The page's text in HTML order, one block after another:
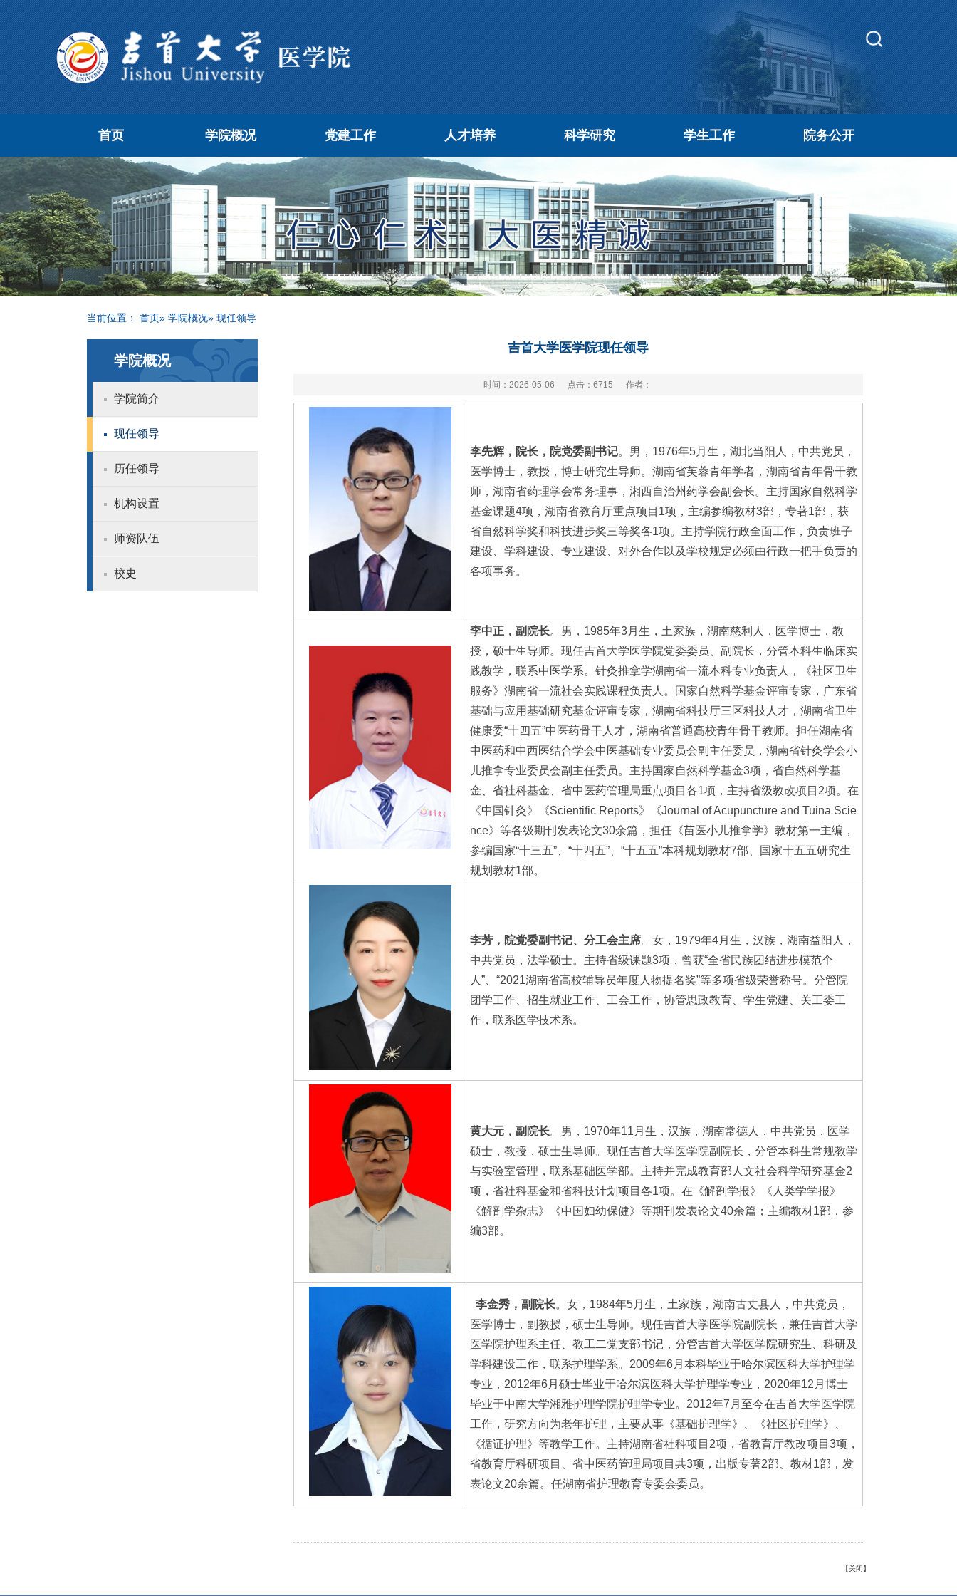
首页 学院概况 党建工作 人才培养 科学研究 学生工作 院务公开
当前位置： 首页» 学院概况» 现任领导
学院概况
学院简介
现任领导
历任领导
机构设置
师资队伍
校史
吉首大学医学院现任领导
时间：2026-05-06 点击： 6715 作者：
李先辉，院长，院党委副书记。男，1976年5月生，湖北当阳人，中共党员，
医学博士，教授，博士研究生导师。湖南省芙蓉青年学者，湖南省青年骨干教
师，湖南省药理学会常务理事，湘西自治州药学会副会长。主持国家自然科学
基金课题4项，湖南省教育厅重点项目1项，主编参编教材3部，专著1部，获
省自然科学奖和科技进步奖三等奖各1项。主持学院行政全面工作，负责班子
建设、学科建设、专业建设、对外合作以及学校规定必须由行政一把手负责的
各项事务。
李中正，副院长。男，1985年3月生，土家族，湖南慈利人，医学博士，教
授，硕士生导师。现任吉首大学医学院党委委员、副院长，分管本科生临床实
践教学，联系中医学系。针灸推拿学湖南省一流本科专业负责人，《社区卫生
服务》湖南省一流社会实践课程负责人。国家自然科学基金评审专家，广东省
基础与应用基础研究基金评审专家，湖南省科技厅三区科技人才，湖南省卫生
健康委“十四五”中医药骨干人才，湖南省普通高校青年骨干教师。担任湖南省
中医药和中西医结合学会中医基础专业委员会副主任委员，湖南省针灸学会小
儿推拿专业委员会副主任委员。主持国家自然科学基金3项，省自然科学基
金、省社科基金、省中医药管理局重点项目各1项，主持省级教改项目2项。在
《中国针灸》《Scientific Reports》《Journal of Acupuncture and Tuina Scie
nce》等各级期刊发表论文30余篇，担任《苗医小儿推拿学》教材第一主编，
参编国家“十三五”、“十四五”、“十五五”本科规划教材7部、国家十五五研究生
规划教材1部。
李芳，院党委副书记、分工会主席。女，1979年4月生，汉族，湖南益阳人，
中共党员，法学硕士。主持省级课题3项，曾获“全省民族团结进步模范个
人”、“2021湖南省高校辅导员年度人物提名奖”等多项省级荣誉称号。分管院
团学工作、招生就业工作、工会工作，协管思政教育、学生党建、关工委工
作，联系医学技术系。
黄大元，副院长。男，1970年11月生，汉族，湖南常德人，中共党员，医学
硕士，教授，硕士生导师。现任吉首大学医学院副院长，分管本科生常规教学
与实验室管理，联系基础医学部。主持并完成教育部人文社会科学研究基金2
项，省社科基金和省科技计划项目各1项。在《解剖学报》《人类学学报》
《解剖学杂志》《中国妇幼保健》等期刊发表论文40余篇；主编教材1部，参
编3部。
李金秀，副院长。女，1984年5月生，土家族，湖南古丈县人，中共党员，
医学博士，副教授，硕士生导师。现任吉首大学医学院副院长，兼任吉首大学
医学院护理系主任、教工二党支部书记，分管吉首大学医学院研究生、科研及
学科建设工作，联系护理学系。2009年6月本科毕业于哈尔滨医科大学护理学
专业，2012年6月硕士毕业于哈尔滨医科大学护理学专业，2020年12月博士
毕业于中南大学湘雅护理学院护理学专业。2012年7月至今在吉首大学医学院
工作，研究方向为老年护理，主要从事《基础护理学》、《社区护理学》、
《循证护理》等教学工作。主持湖南省社科项目2项，省教育厅教改项目3项，
省教育厅科研项目、省中医药管理局项目共3项，出版专著2部、教材1部，发
表论文20余篇。任湖南省护理教育专委会委员。
【关闭】